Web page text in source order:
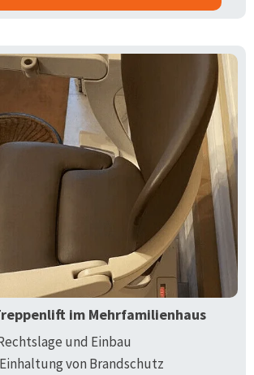
im Mehrfamilienhaus
und Einbau
von Brandschutz